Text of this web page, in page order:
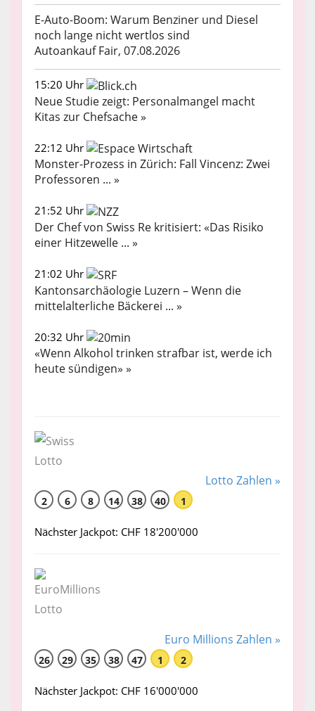
E-Auto-Boom: Warum Benziner und Diesel
noch lange nicht wertlos sind
Autoankauf Fair, 07.08.2026
15:20 Uhr
Neue Studie zeigt: Personalmangel macht
Kitas zur Chefsache »
22:12 Uhr
Monster-Prozess in Zürich: Fall Vincenz: Zwei
Professoren ... »
21:52 Uhr
Der Chef von Swiss Re kritisiert: «Das Risiko
einer Hitzewelle ... »
21:02 Uhr
Kantonsarchäologie Luzern – Wenn die
mittelalterliche Bäckerei ... »
20:32 Uhr
«Wenn Alkohol trinken strafbar ist, werde ich
heute sündigen» »
Lotto Zahlen »
2 6 8 14 38 40 1
Nächster Jackpot: CHF 18'200'000
Euro Millions Zahlen »
26 29 35 38 47 1 2
Nächster Jackpot: CHF 16'000'000